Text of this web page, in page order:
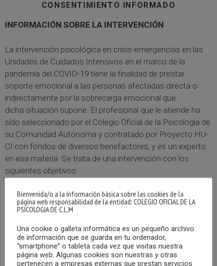
CONSENTIMIENTO INFORMADO
INFORMACIÓN SOBRE LA INTERVENCIÓN
La intervención psicológica en crisis-emergencias en las
Unidades de Cuidados Intensivos en el marco de la
pandemia del COVID-19 tiene la finalidad de prestar
soporte emocional a las personas afectadas directa o
indirectamente por la sobrecarga emocional que
dicha situación supone. El profesional que le atiende ha
sido seleccionado por el Colegio Oficial de la Psicología de
su Comunidad Autónoma y contratado por Proyecto HU-
CI con fondos de diversos benefactores, y es un experto
en esa materia. Se trata de una intervención con los
siguientes objetivos:
Prestar soporte psicológico en el marco de las UCI
Facilitar momentos de ventilación emocional y
Facilitar la comprensión, aprendizaje y sentido de lo
vivido
Adquisición de estilos de afrontamiento saludables
Bienvenida/o a la información básica sobre las cookies de la
página web responsabilidad de la entidad: COLEGIO OFICIAL DE LA
PSICOLOGIA DE C.L.M
Una cookie o galleta informática es un pequeño archivo
de información que se guarda en tu ordenador,
“smartphone” o tableta cada vez que visitas nuestra
página web. Algunas cookies son nuestras y otras
pertenecen a empresas externas que prestan servicios